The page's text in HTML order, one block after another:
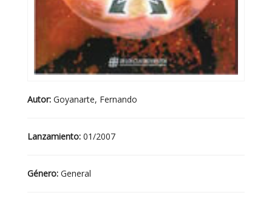
Autor: Goyanarte, Fernando
Lanzamiento: 01/2007
Género: General